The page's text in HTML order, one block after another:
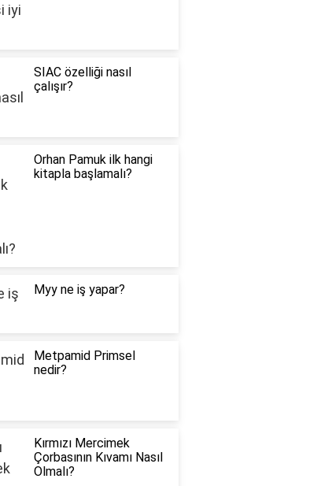
SIAC özelliği nasıl
çalışır?
Orhan Pamuk ilk hangi
kitapla başlamalı?
Myy ne iş yapar?
Metpamid Primsel
nedir?
Kırmızı Mercimek
Çorbasının Kıvamı Nasıl
Olmalı?